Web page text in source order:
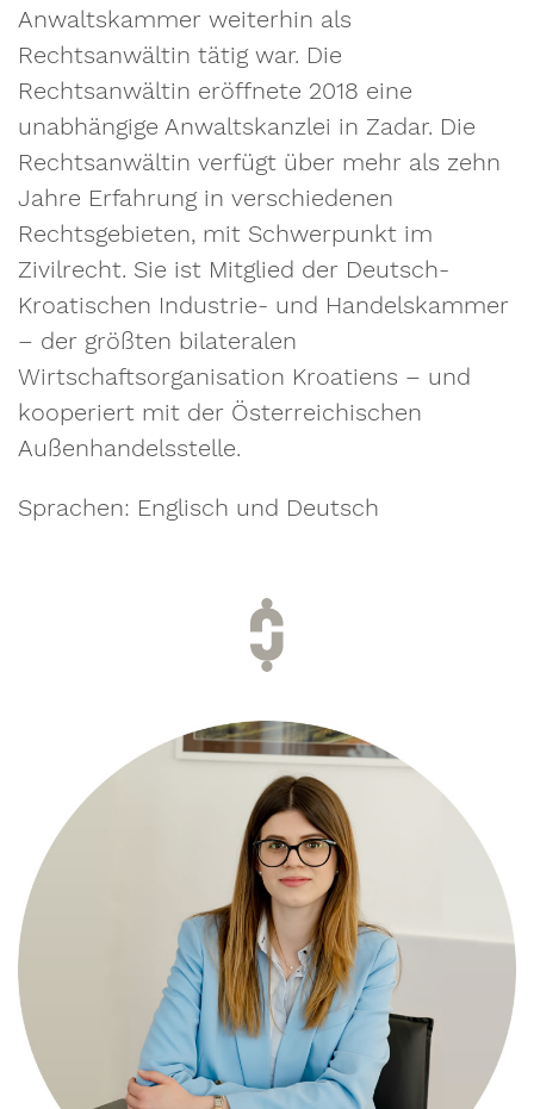
Anwaltskammer weiterhin als
Rechtsanwältin tätig war. Die
Rechtsanwältin eröffnete 2018 eine
unabhängige Anwaltskanzlei in Zadar. Die
Rechtsanwältin verfügt über mehr als zehn
Jahre Erfahrung in verschiedenen
Rechtsgebieten, mit Schwerpunkt im
Zivilrecht. Sie ist Mitglied der Deutsch-
Kroatischen Industrie- und Handelskammer
– der größten bilateralen
Wirtschaftsorganisation Kroatiens – und
kooperiert mit der Österreichischen
Außenhandelsstelle.
Sprachen: Englisch und Deutsch